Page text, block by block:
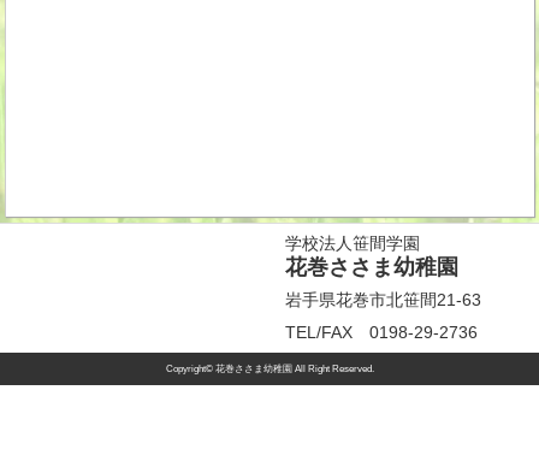
学校法人笹間学園
花巻ささま幼稚園
岩手県花巻市北笹間21-63
TEL/FAX 0198-29-2736
Copyright© 花巻ささま幼稚園 All Right Reserved.